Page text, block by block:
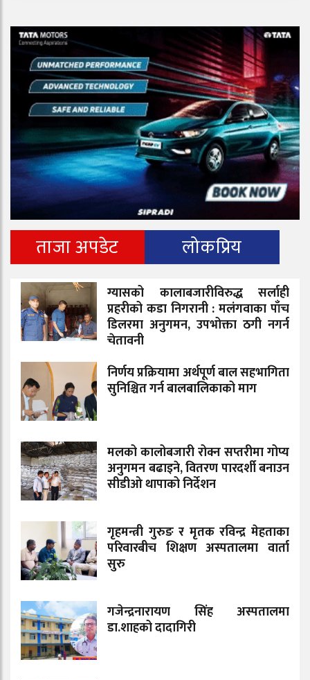
ताजा अपडेट लोकप्रिय
ग्यासको कालाबजारीविरुद्ध सर्लाही
प्रहरीको कडा निगरानी : मलंगवाका पाँच
डिलरमा अनुगमन, उपभोक्ता ठगी नगर्न
चेतावनी
निर्णय प्रक्रियामा अर्थपूर्ण बाल सहभागिता
सुनिश्चित गर्न बालबालिकाको माग
मलको कालोबजारी रोक्न सप्तरीमा गोप्य
अनुगमन बढाइने, वितरण पारदर्शी बनाउन
सीडीओ थापाको निर्देशन
गृहमन्त्री गुरुङ र मृतक रविन्द्र मेहताका
परिवारबीच शिक्षण अस्पतालमा वार्ता
सुरु
गजेन्द्रनारायण सिंह अस्पतालमा
डा.शाहको दादागिरी